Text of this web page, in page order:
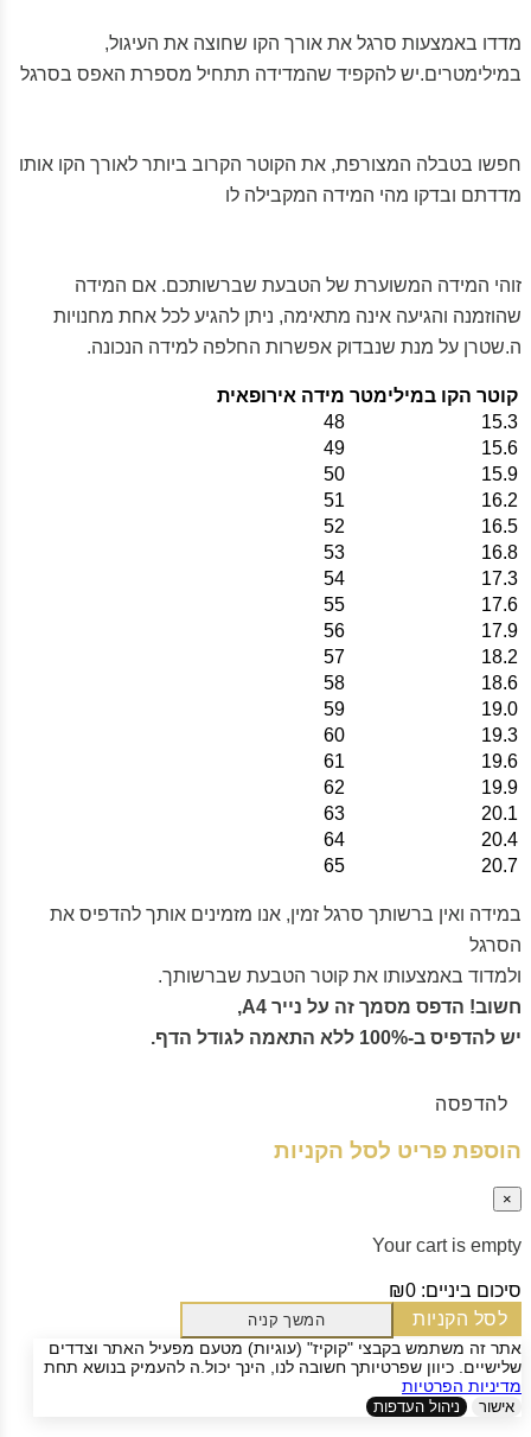
מדדו באמצעות סרגל את אורך הקו שחוצה את העיגול,
במילימטרים.יש להקפיד שהמדידה תתחיל מספרת האפס בסרגל
חפשו בטבלה המצורפת, את הקוטר הקרוב ביותר לאורך הקו אותו
מדדתם ובדקו מהי המידה המקבילה לו
זוהי המידה המשוערת של הטבעת שברשותכם. אם המידה
שהוזמנה והגיעה אינה מתאימה, ניתן להגיע לכל אחת מחנויות
ה.שטרן על מנת שנבדוק אפשרות החלפה למידה הנכונה.
קוטר הקו במילימטר מידה אירופאית
15.3
48
15.6
49
15.9
50
16.2
51
16.5
52
16.8
53
17.3
54
17.6
55
17.9
56
18.2
57
18.6
58
19.0
59
19.3
60
19.6
61
19.9
62
20.1
63
20.4
64
20.7
65
במידה ואין ברשותך סרגל זמין, אנו מזמינים אותך להדפיס את
הסרגל
ולמדוד באמצעותו את קוטר הטבעת שברשותך.
חשוב! הדפס מסמך זה על נייר A4,
יש להדפיס ב-100% ללא התאמה לגודל הדף.
להדפסה
הוספת פריט לסל הקניות
×
Your cart is empty
סיכום ביניים: ₪0
לסל הקניות
המשך קניה
אתר זה משתמש בקבצי "קוקיז" (עוגיות) מטעם מפעיל האתר וצדדים
שלישיים. כיוון שפרטיותך חשובה לנו, הינך יכול.ה להעמיק בנושא תחת
מדיניות הפרטיות
אישור ניהול העדפות